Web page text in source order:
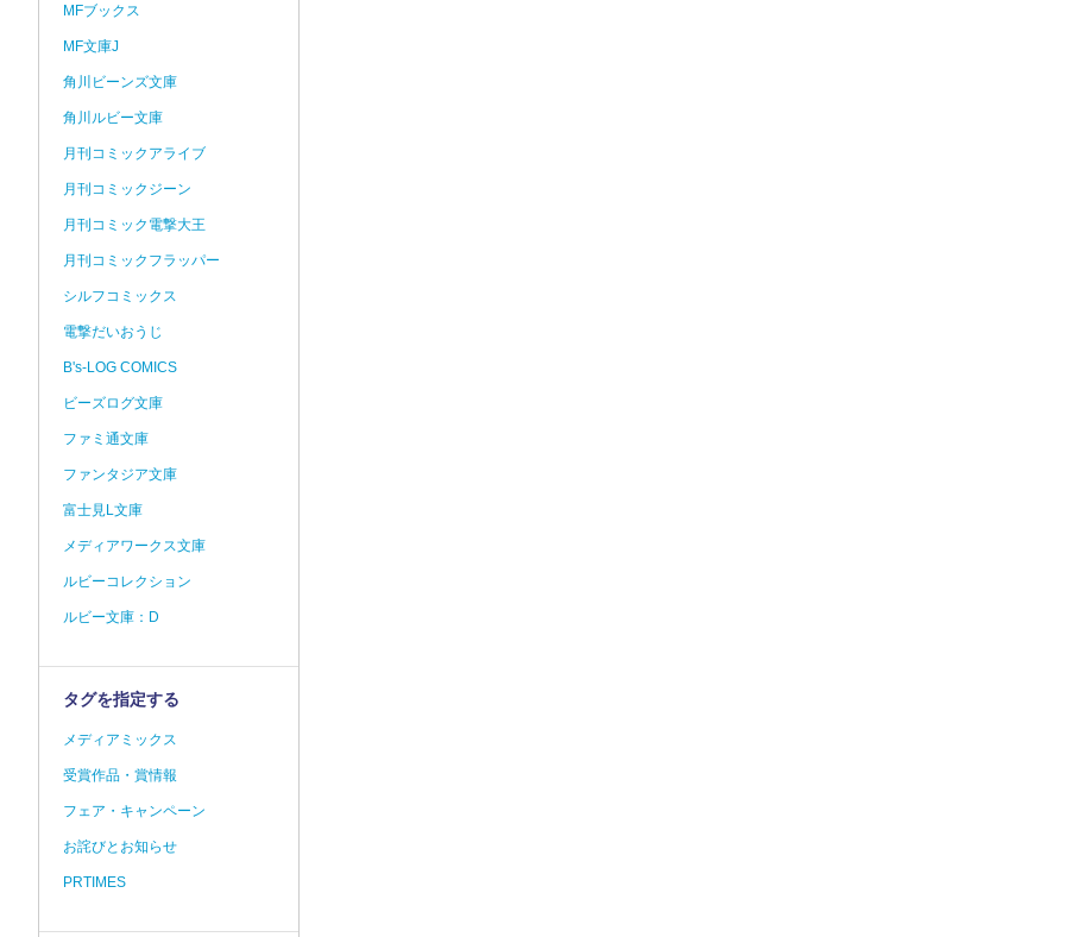
MFブックス
MF文庫J
角川ビーンズ文庫
角川ルビー文庫
月刊コミックアライブ
月刊コミックジーン
月刊コミック電撃大王
月刊コミックフラッパー
シルフコミックス
電撃だいおうじ
B's-LOG COMICS
ビーズログ文庫
ファミ通文庫
ファンタジア文庫
富士見L文庫
メディアワークス文庫
ルビーコレクション
ルビー文庫：D
タグを指定する
メディアミックス
受賞作品・賞情報
フェア・キャンペーン
お詫びとお知らせ
PRTIMES